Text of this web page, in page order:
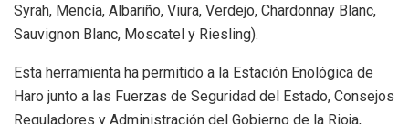
Syrah, Mencía, Albariño, Viura, Verdejo, Chardonnay Blanc,
Sauvignon Blanc, Moscatel y Riesling).
Esta herramienta ha permitido a la Estación Enológica de
Haro junto a las Fuerzas de Seguridad del Estado, Consejos
Reguladores y Administración del Gobierno de la Rioja,